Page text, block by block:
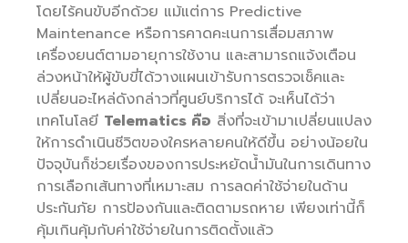
โดยไร้คนขับอีกด้วย แม้แต่การ Predictive
Maintenance หรือการคาดคะเนการเสื่อมสภาพ
เครื่องยนต์ตามอายุการใช้งาน และสามารถแจ้งเตือน
ล่วงหน้าให้ผู้ขับขี่ได้วางแผนเข้ารับการตรวจเช็คและ
เปลี่ยนอะไหล่ดังกล่าวที่ศูนย์บริการได้ จะเห็นได้ว่า
เทคโนโลยี Telematics คือ สิ่งที่จะเข้ามาเปลี่ยนแปลง
ให้การดำเนินชีวิตของใครหลายคนให้ดีขึ้น อย่างน้อยใน
ปัจจุบันก็ช่วยเรื่องของการประหยัดน้ำมันในการเดินทาง
การเลือกเส้นทางที่เหมาะสม การลดค่าใช้จ่ายในด้าน
ประกันภัย การป้องกันและติดตามรถหาย เพียงเท่านี้ก็
คุ้มเกินคุ้มกับค่าใช้จ่ายในการติดตั้งแล้ว